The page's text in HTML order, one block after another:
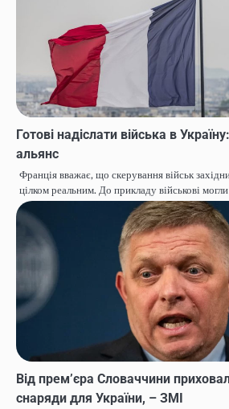
Готові надіслати війська в
альянс
Франція вважає, що скерування військ
цілком реальним. До прикладу військові
Від премʼєра Словаччини
снаряди для України, – ЗМІ